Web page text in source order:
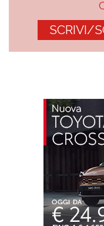
SCRIVI/